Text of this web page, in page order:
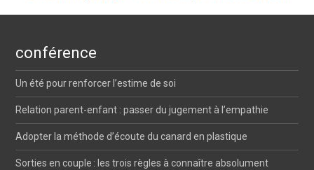
Post navigation
conférence
Un été pour renforcer l’estime de soi
Relation parent-enfant : passer du jugement à l’empathie
Adopter la méthode d’écoute du canard en plastique
Sorties en couple : les trois règles à connaître absolument